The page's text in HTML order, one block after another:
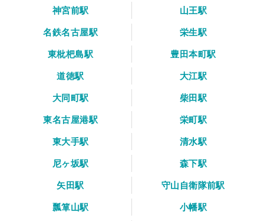
神宮前駅
山王駅
名鉄名古屋駅
栄生駅
東枇杷島駅
豊田本町駅
道徳駅
大江駅
大同町駅
柴田駅
東名古屋港駅
栄町駅
東大手駅
清水駅
尼ヶ坂駅
森下駅
矢田駅
守山自衛隊前駅
瓢箪山駅
小幡駅